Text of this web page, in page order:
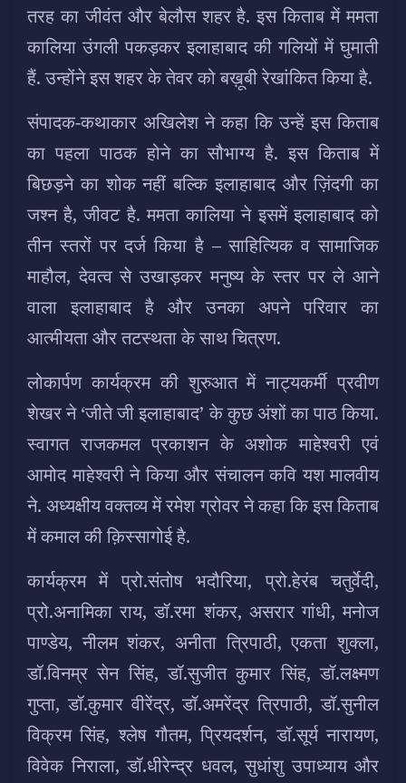
तरह का जीवंत और बेलौस शहर है. इस किताब में ममता
कालिया उंगली पकड़कर इलाहाबाद की गलियों में घुमाती
हैं. उन्होंने इस शहर के तेवर को बख़ूबी रेखांकित किया है.
संपादक-कथाकार अखिलेश ने कहा कि उन्हें इस किताब
का पहला पाठक होने का सौभाग्य है. इस किताब में
बिछड़ने का शोक नहीं बल्कि इलाहाबाद और ज़िंदगी का
जश्न है, जीवट है. ममता कालिया ने इसमें इलाहाबाद को
तीन स्तरों पर दर्ज किया है – साहित्यिक व सामाजिक
माहौल, देवत्व से उखाड़कर मनुष्य के स्तर पर ले आने
वाला इलाहाबाद है और उनका अपने परिवार का
आत्मीयता और तटस्थता के साथ चित्रण.
लोकार्पण कार्यक्रम की शुरुआत में नाट्यकर्मी प्रवीण
शेखर ने ‘जीते जी इलाहाबाद’ के कुछ अंशों का पाठ किया.
स्वागत राजकमल प्रकाशन के अशोक माहेश्वरी एवं
आमोद माहेश्वरी ने किया और संचालन कवि यश मालवीय
ने. अध्यक्षीय वक्तव्य में रमेश ग्रोवर ने कहा कि इस किताब
में कमाल की क़िस्सागोई है.
कार्यक्रम में प्रो.संतोष भदौरिया, प्रो.हेरंब चतुर्वेदी,
प्रो.अनामिका राय, डॉ.रमा शंकर, असरार गांधी, मनोज
पाण्डेय, नीलम शंकर, अनीता त्रिपाठी, एकता शुक्ला,
डॉ.विनम्र सेन सिंह, डॉ.सुजीत कुमार सिंह, डॉ.लक्ष्मण
गुप्ता, डॉ.कुमार वीरेंद्र, डॉ.अमरेंद्र त्रिपाठी, डॉ.सुनील
विक्रम सिंह, श्लेष गौतम, प्रियदर्शन, डॉ.सूर्य नारायण,
विवेक निराला, डॉ.धीरेन्द्र धवल, सुधांशु उपाध्याय और